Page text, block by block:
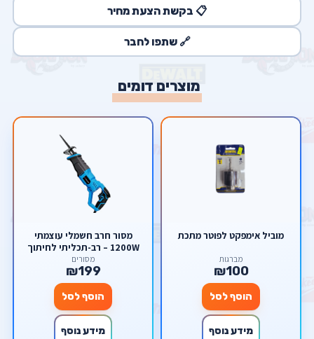
📋 בקשת הצעת מחיר
🔗 שתפו לחבר
מוצרים דומים
מוביל אימפקט לפוטר מתכת
מברגות
₪100
הוסף לסל
מידע נוסף
מסור חרב חשמלי עוצמתי
1200W – רב-תכליתי לחיתוך
סל"ד) מבית סקורפיון
מסורים
₪199
הוסף לסל
מידע נוסף